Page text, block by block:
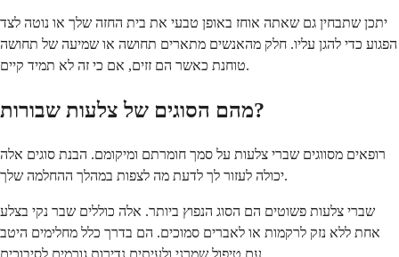
יתכן שתבחין גם שאתה אוחז באופן טבעי את בית החזה שלך או נוטה לצד
הפגוע כדי להגן עליו. חלק מהאנשים מתארים תחושה או שמיעה של תחושה
טוחנת כאשר הם זזים, אם כי זה לא תמיד קיים.
מהם הסוגים של צלעות שבורות?
רופאים מסווגים שברי צלעות על סמך חומרתם ומיקומם. הבנת סוגים אלה
יכולה לעזור לך לדעת מה לצפות במהלך ההחלמה שלך.
שברי צלעות פשוטים הם הסוג הנפוץ ביותר. אלה כוללים שבר נקי בצלע
אחת ללא נזק לרקמות או לאברים סמוכים. הם בדרך כלל מחלימים היטב
עם טיפול שמרני ולעיתים נדירות גורמים לסיבוכים.